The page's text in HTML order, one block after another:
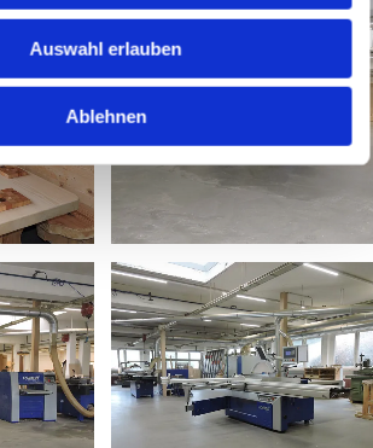
Auswahl erlauben
Ablehnen